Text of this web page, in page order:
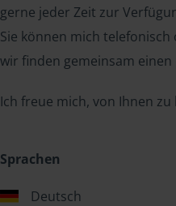
gerne jeder Zeit zur
Sie können mich
wir finden gemeinsam
Ich freue mich, von Ihnen zu
Sprachen
Deutsch